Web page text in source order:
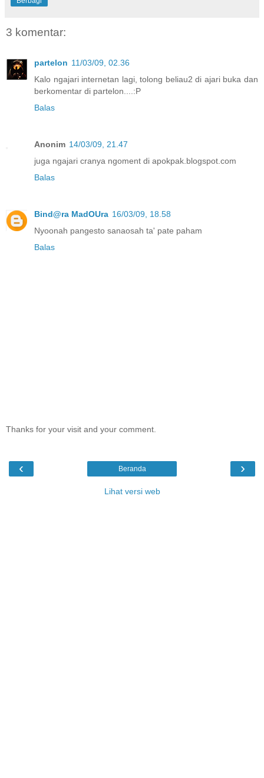
3 komentar:
partelon 11/03/09, 02.36
Kalo ngajari internetan lagi, tolong beliau2 di ajari buka dan
berkomentar di partelon....:P
Balas
Anonim 14/03/09, 21.47
juga ngajari cranya ngoment di apokpak.blogspot.com
Balas
Bind@ra MadOUra 16/03/09, 18.58
Nyoonah pangesto sanaosah ta' pate paham
Balas
Thanks for your visit and your comment.
‹ ›
Beranda
Lihat versi web